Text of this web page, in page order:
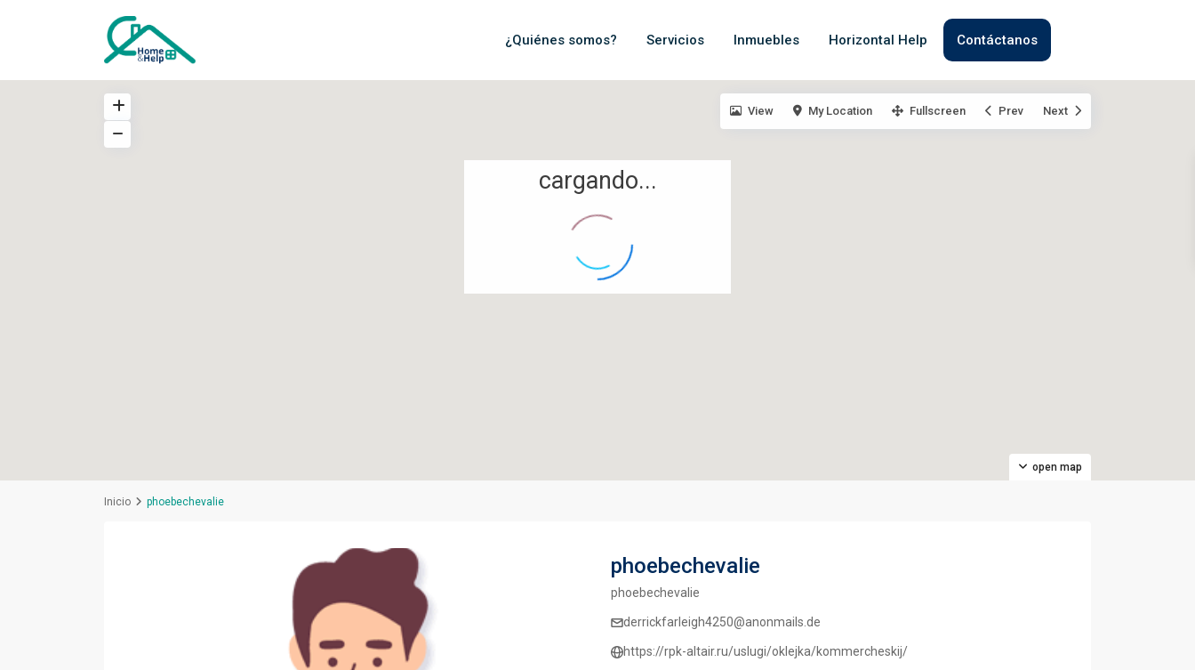
¿Quiénes somos? Servicios Inmuebles Horizontal Help Contáctanos
cargando...
open map
View My Location Fullscreen Prev Next
Inicio phoebechevalie
phoebechevalie
phoebechevalie
derrickfarleigh4250@anonmails.de
https://rpk-altair.ru/uslugi/oklejka/kommercheskij/